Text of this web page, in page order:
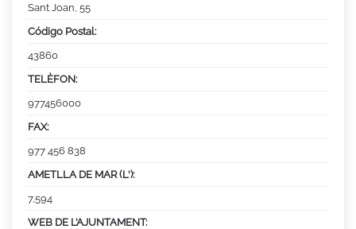
Sant Joan, 55
Código Postal:
43860
TELÈFON:
977456000
FAX:
977 456 838
AMETLLA DE MAR (L'):
7,594
WEB DE L’AJUNTAMENT: